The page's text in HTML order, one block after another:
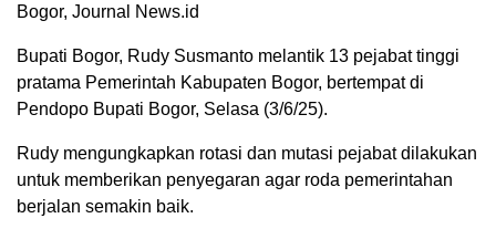
Bogor, Journal News.id
Bupati Bogor, Rudy Susmanto melantik 13 pejabat tinggi
pratama Pemerintah Kabupaten Bogor, bertempat di
Pendopo Bupati Bogor, Selasa (3/6/25).
Rudy mengungkapkan rotasi dan mutasi pejabat dilakukan
untuk memberikan penyegaran agar roda pemerintahan
berjalan semakin baik.